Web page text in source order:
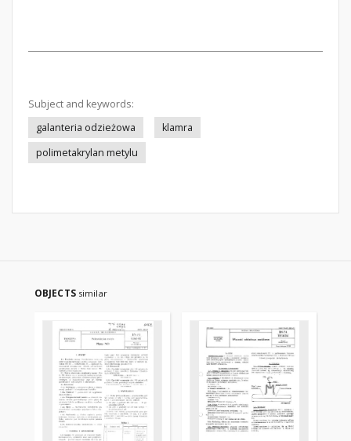
Subject and keywords:
galanteria odzieżowa
klamra
polimetakrylan metylu
OBJECTS similar